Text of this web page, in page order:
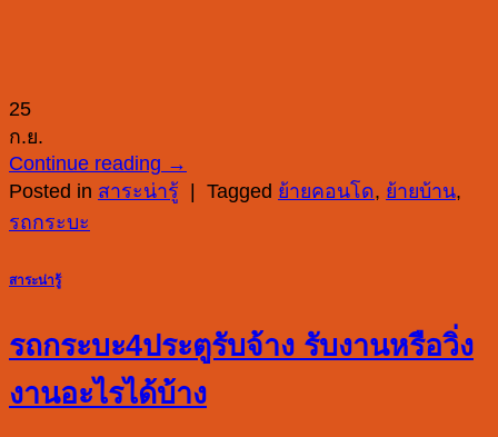
25
ก.ย.
Continue reading →
Posted in สาระน่ารู้ Tagged ย้ายคอนโด, ย้ายบ้าน,
รถกระบะ
สาระน่ารู้
รถกระบะ4ประตูรับจ้าง รับงานหรือวิ่ง
งานอะไรได้บ้าง